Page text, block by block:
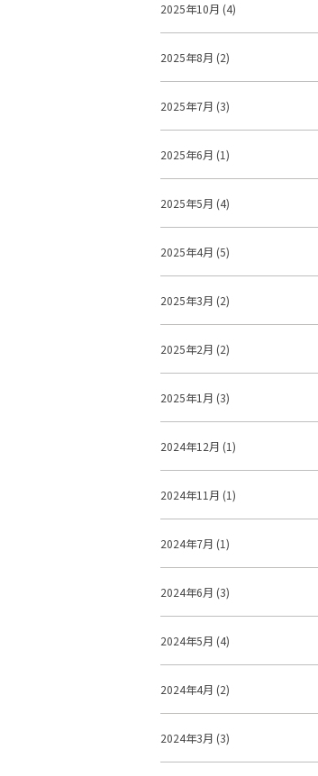
2025年10月 (4)
2025年8月 (2)
2025年7月 (3)
2025年6月 (1)
2025年5月 (4)
2025年4月 (5)
2025年3月 (2)
2025年2月 (2)
2025年1月 (3)
2024年12月 (1)
2024年11月 (1)
2024年7月 (1)
2024年6月 (3)
2024年5月 (4)
2024年4月 (2)
2024年3月 (3)